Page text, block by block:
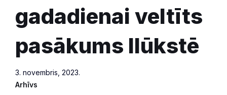
gadadienai veltīts
pasākums Ilūkstē
3. novembris, 2023.
Arhīvs